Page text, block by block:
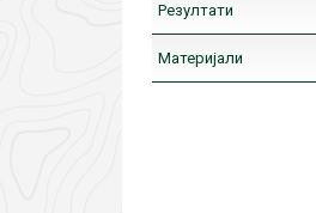
Резултати
Материјали